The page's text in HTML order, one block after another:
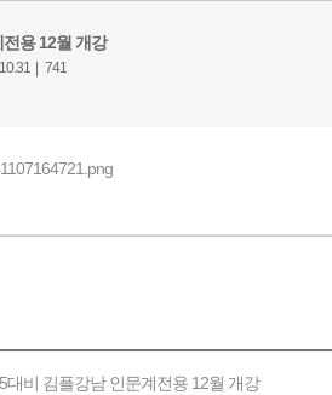
용 12월 개강​
| 741
대비 김플강남 인문계전용 12월 개강